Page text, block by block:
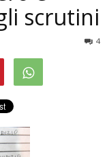
scrutini
4